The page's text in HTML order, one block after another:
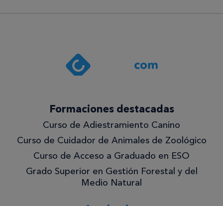
Formaciones destacadas
Curso de Adiestramiento Canino
Curso de Cuidador de Animales de Zoológico
Curso de Acceso a Graduado en ESO
Grado Superior en Gestión Forestal y del
Medio Natural